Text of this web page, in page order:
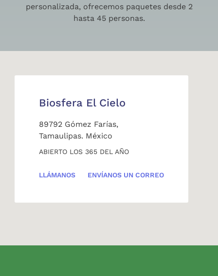
personalizada, ofrecemos paquetes desde 2
hasta 45 personas.
Biosfera El Cielo
89792 Gómez Farías,
Tamaulipas. México
ABIERTO LOS 365 DEL AÑO
LLÁMANOS ENVÍANOS UN CORREO